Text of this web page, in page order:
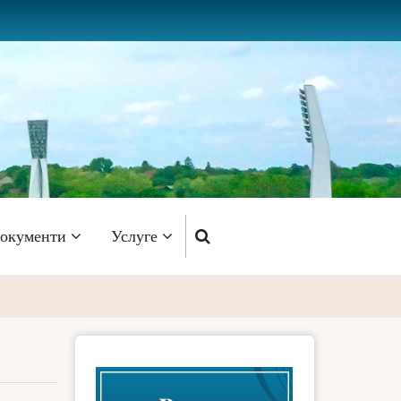
Услуге